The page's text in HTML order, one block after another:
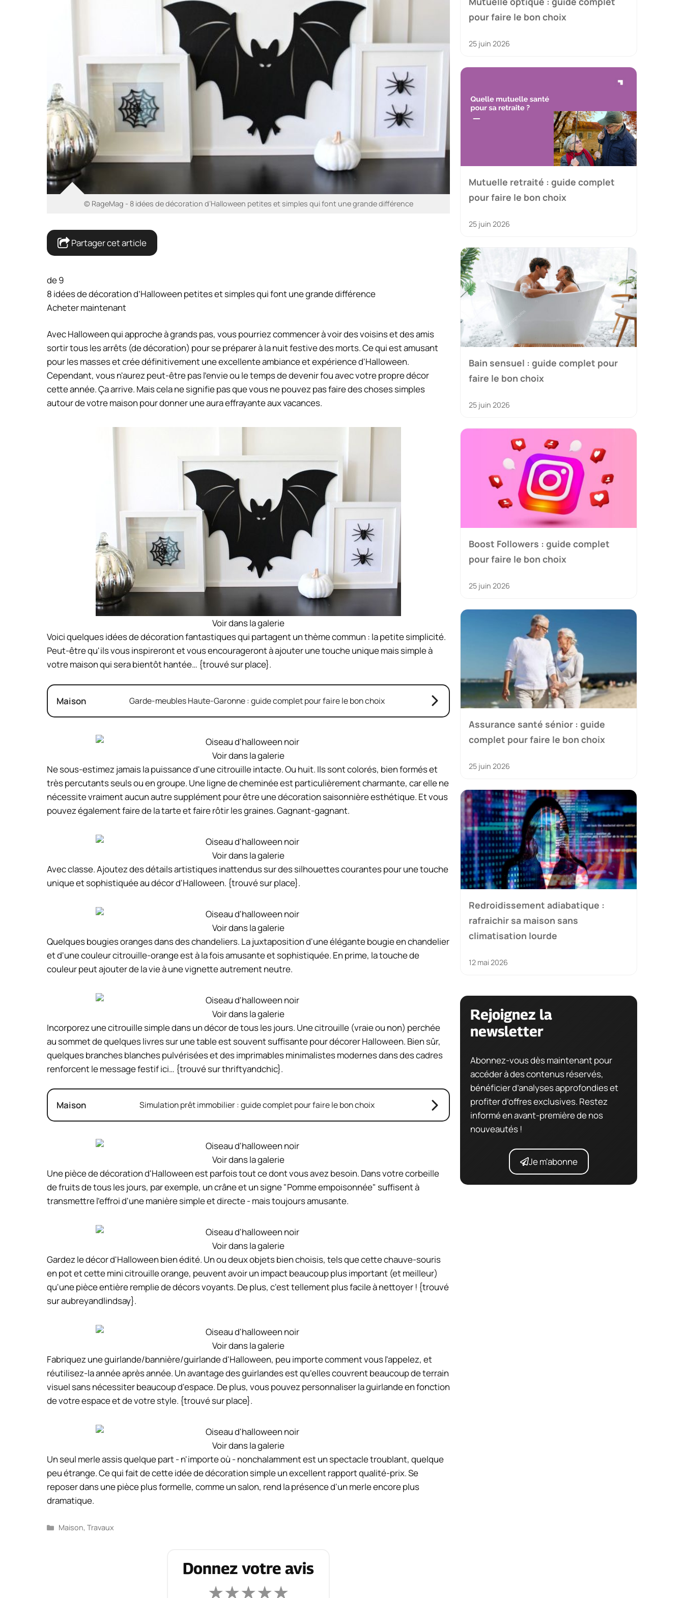
© RageMag - 8 idées de décoration d’Halloween petites et simples qui font une grande différence
Partager cet article
de 9
8 idées de décoration d’Halloween petites et simples qui font une grande différence
Acheter maintenant
Avec Halloween qui approche à grands pas, vous pourriez commencer à voir des voisins et des amis
sortir tous les arrêts (de décoration) pour se préparer à la nuit festive des morts. Ce qui est amusant
pour les masses et crée définitivement une excellente ambiance et expérience d'Halloween.
Cependant, vous n'aurez peut-être pas l'envie ou le temps de devenir fou avec votre propre décor
cette année. Ça arrive. Mais cela ne signifie pas que vous ne pouvez pas faire des choses simples
autour de votre maison pour donner une aura effrayante aux vacances.
Voir dans la galerie
Voici quelques idées de décoration fantastiques qui partagent un thème commun : la petite simplicité.
Peut-être qu'ils vous inspireront et vous encourageront à ajouter une touche unique mais simple à
votre maison qui sera bientôt hantée… {trouvé sur place}.
Maison Garde-meubles Haute-Garonne : guide complet pour faire le bon choix
Voir dans la galerie
Ne sous-estimez jamais la puissance d'une citrouille intacte. Ou huit. Ils sont colorés, bien formés et
très percutants seuls ou en groupe. Une ligne de cheminée est particulièrement charmante, car elle ne
nécessite vraiment aucun autre supplément pour être une décoration saisonnière esthétique. Et vous
pouvez également faire de la tarte et faire rôtir les graines. Gagnant-gagnant.
Voir dans la galerie
Avec classe. Ajoutez des détails artistiques inattendus sur des silhouettes courantes pour une touche
unique et sophistiquée au décor d'Halloween. {trouvé sur place}.
Voir dans la galerie
Quelques bougies oranges dans des chandeliers. La juxtaposition d'une élégante bougie en chandelier
et d'une couleur citrouille-orange est à la fois amusante et sophistiquée. En prime, la touche de
couleur peut ajouter de la vie à une vignette autrement neutre.
Voir dans la galerie
Incorporez une citrouille simple dans un décor de tous les jours. Une citrouille (vraie ou non) perchée
au sommet de quelques livres sur une table est souvent suffisante pour décorer Halloween. Bien sûr,
quelques branches blanches pulvérisées et des imprimables minimalistes modernes dans des cadres
renforcent le message festif ici… {trouvé sur thriftyandchic}.
Maison Simulation prêt immobilier : guide complet pour faire le bon choix
Voir dans la galerie
Une pièce de décoration d'Halloween est parfois tout ce dont vous avez besoin. Dans votre corbeille
de fruits de tous les jours, par exemple, un crâne et un signe "Pomme empoisonnée" suffisent à
transmettre l'effroi d'une manière simple et directe - mais toujours amusante.
Voir dans la galerie
Gardez le décor d'Halloween bien édité. Un ou deux objets bien choisis, tels que cette chauve-souris
en pot et cette mini citrouille orange, peuvent avoir un impact beaucoup plus important (et meilleur)
qu'une pièce entière remplie de décors voyants. De plus, c'est tellement plus facile à nettoyer ! {trouvé
sur aubreyandlindsay}.
Voir dans la galerie
Fabriquez une guirlande/bannière/guirlande d'Halloween, peu importe comment vous l'appelez, et
réutilisez-la année après année. Un avantage des guirlandes est qu'elles couvrent beaucoup de terrain
visuel sans nécessiter beaucoup d'espace. De plus, vous pouvez personnaliser la guirlande en fonction
de votre espace et de votre style. {trouvé sur place}.
Voir dans la galerie
Un seul merle assis quelque part - n'importe où - nonchalamment est un spectacle troublant, quelque
peu étrange. Ce qui fait de cette idée de décoration simple un excellent rapport qualité-prix. Se
reposer dans une pièce plus formelle, comme un salon, rend la présence d'un merle encore plus
dramatique.
Catégories
Maison,Travaux
Donnez votre avis
★★★★★
pour faire le bon choix
25 juin 2026
Mutuelle retraité : guide complet
pour faire le bon choix
25 juin 2026
Bain sensuel : guide complet pour
faire le bon choix
25 juin 2026
Boost Followers : guide complet
pour faire le bon choix
25 juin 2026
Assurance santé sénior : guide
complet pour faire le bon choix
25 juin 2026
Redroidissement adiabatique :
rafraichir sa maison sans
climatisation lourde
12 mai 2026
Rejoignez la
newsletter
Abonnez-vous dès maintenant pour
accéder à des contenus réservés,
bénéficier d’analyses approfondies et
profiter d’offres exclusives. Restez
informé en avant-première de nos
nouveautés !
Je m'abonne